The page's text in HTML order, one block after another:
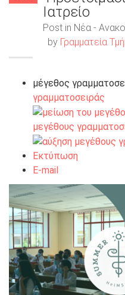
Ιατρείο
Post in Νέα -
by Γραμματεία
μέγεθος
γραμματοσειράς
μεγέθους
Εκτύπωση
E-mail